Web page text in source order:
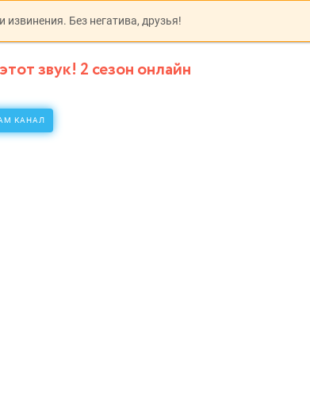
Без негатива, друзья!
звук! 2 сезон онлайн
КАНАЛ